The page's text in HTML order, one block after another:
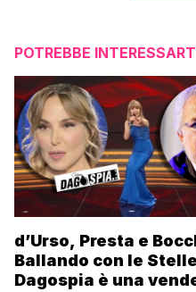
POTREBBE
d’Urso, Presta e
Ballando con le
Dagospia è una